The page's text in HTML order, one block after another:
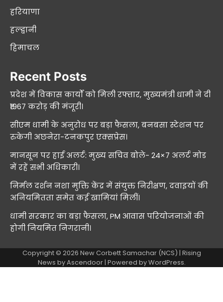
हरियाणा
हल्द्वानी
हिमाचल
Recent Posts
प्रदेश में विकास कार्यों को मिली रफ्तार, मुख्यमंत्री धामी ने दी
₹1967 करोड़ की मंजूरी।
सीएम धामी के अनुरोध पर बड़ा फैसला, बनबसा स्टेशन पर
रुकेगी अछनेरा-टनकपुर एक्सप्रेस।
मानसून पर हाई अलर्ट: मुख्य सचिव बोले- 24×7 अलर्ट मोड
में रहें सभी अधिकारी।
निर्मल दर्शन नशा मुक्ति केंद्र में संयुक्त निरीक्षण, दवाइयों की
अनियमितता समेत कई खामियां मिलीं।
धामी सरकार का बड़ा फैसला, PM आवास परियोजनाओं की
होगी नियमित निगरानी।
Copyright © 2026 New Corbett Samachar (NCS) | Rising
News byAscendoor| Powered byWordPress.